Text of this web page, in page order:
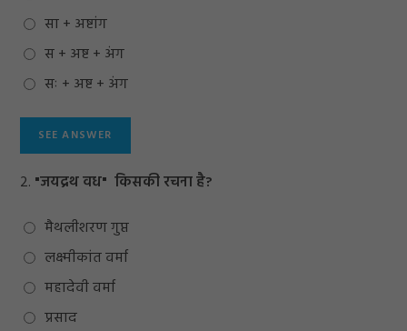
सा + अष्टांग
स + अष्ट + अंग
सः + अष्ट + अंग
2. "जयद्रथ वध" किसकी रचना है?
मैथलीशरण गुप्त
लक्ष्मीकांत वर्मा
महादेवी वर्मा
प्रसाद